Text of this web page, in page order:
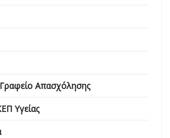
Απασχόλησης
Υγείας